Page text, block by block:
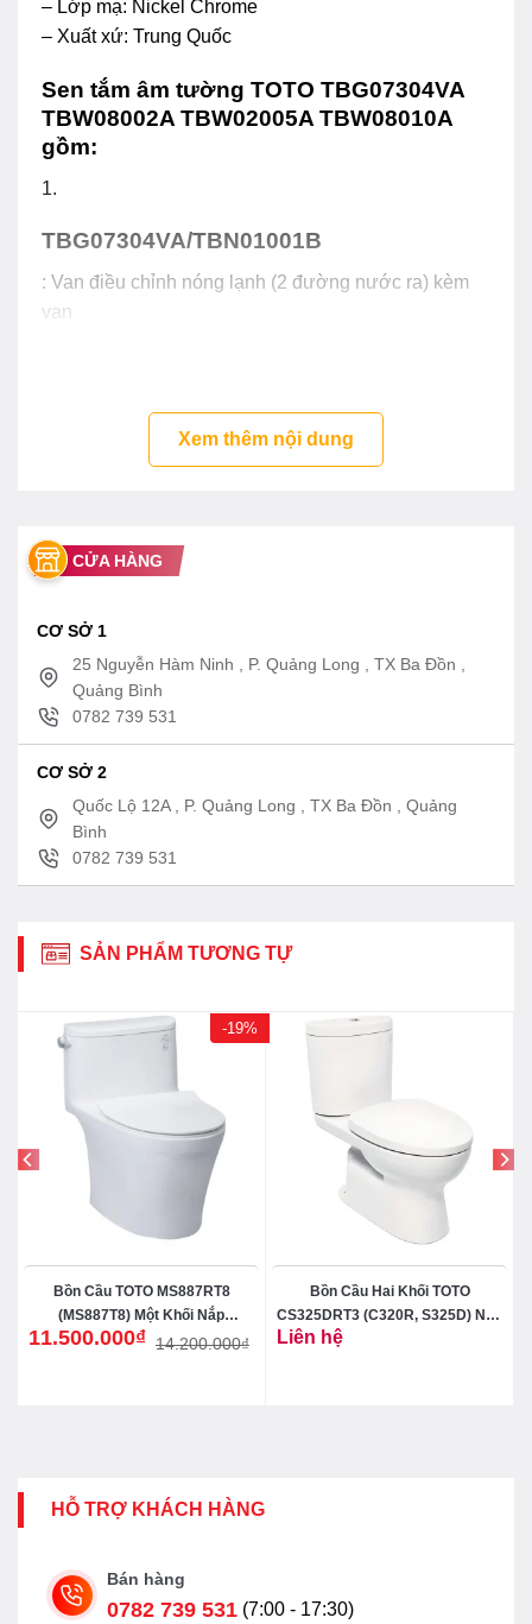
– Lớp mạ: Nickel Chrome
– Xuất xứ: Trung Quốc
Sen tắm âm tường TOTO TBG07304VA
TBW08002A TBW02005A TBW08010A
gồm:
1.
TBG07304VA/TBN01001B
: Van điều chỉnh nóng lạnh (2 đường nước ra) kèm
van
TBW08002A:
Bát sen gắn tường vuông 250mm dòng G
TBW02005A:
TBW08010A:
Cút nối tường
Tính năng sen âm
TOTO
nóng lạnh
– Thiết kế hiện đại hài hòa
– Van đĩa bằng sứ chống bám cặn bẩn giúp khóa
Xem thêm nội dung
CỬA HÀNG
CƠ SỞ 1
25 Nguyễn Hàm Ninh , P. Quảng Long , TX Ba Đồn ,
Quảng Bình
0782 739 531
CƠ SỞ 2
Quốc Lộ 12A , P. Quảng Long , TX Ba Đồn , Quảng
Bình
0782 739 531
SẢN PHẨM TƯƠNG TỰ
-19%
Bồn Cầu TOTO MS887RT8
(MS887T8) Một Khối Nắp
TC600VS14.200.000₫
Giá
11.500.000₫
Giá
Bồn Cầu Hai Khối TOTO
CS325DRT3 (C320R, S325D) Nắp
Liên hệ
HỖ TRỢ KHÁCH HÀNG
Bán hàng
0782 739 531 (7:00 - 17:30)